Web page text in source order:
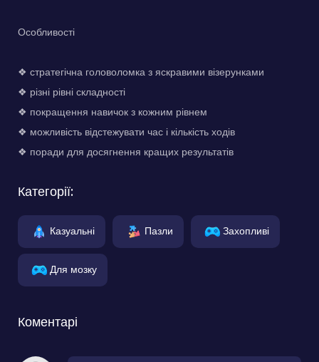
Особливості
❖ стратегічна головоломка з яскравими візерунками
❖ різні рівні складності
❖ покращення навичок з кожним рівнем
❖ можливість відстежувати час і кількість ходів
❖ поради для досягнення кращих результатів
Категорії:
Казуальні Пазли Захопливі
Для мозку
Коментарі